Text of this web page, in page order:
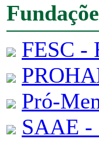
FESC -
Pró-
SAAE -